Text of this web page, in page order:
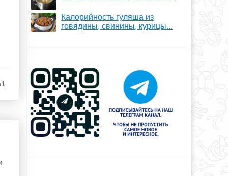
Калорийность гуляша из
говядины, свинины, курицы...